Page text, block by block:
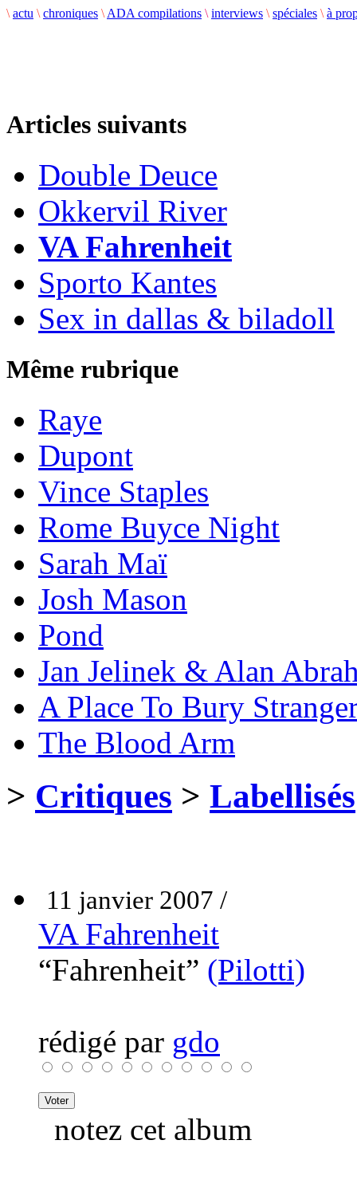
\ actu \ chroniques \ ADA compilations \ interviews \ spéciales \ à
Articles suivants
Double Deuce
Okkervil River
VA Fahrenheit
Sporto Kantes
Sex in dallas & biladoll
Même rubrique
Raye
Dupont
Vince Staples
Rome Buyce Night
Sarah Maï
Josh Mason
Pond
Jan Jelinek & Alan
A Place To Bury
The Blood Arm
> Critiques > Labellisés
11 janvier 2007 /
VA Fahrenheit
“Fahrenheit” (Pilotti)
rédigé par gdo
notez cet album